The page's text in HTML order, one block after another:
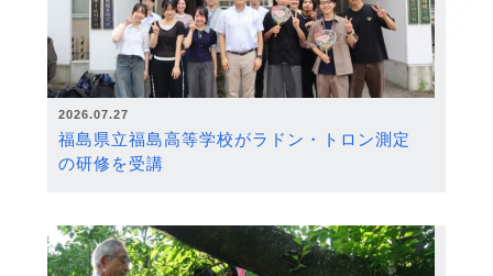
2026.07.27
福島県立福島高等学校がラドン・トロン測定
の研修を受講